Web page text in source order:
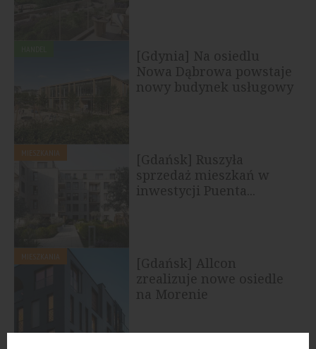
[Gdynia] Na osiedlu
Nowa Dąbrowa powstaje
nowy budynek usługowy
[Gdańsk] Ruszyła
sprzedaż mieszkań w
inwestycji Puenta...
[Gdańsk] Allcon
zrealizuje nowe osiedle
na Morenie